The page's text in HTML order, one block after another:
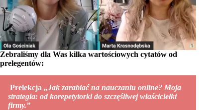
Zebraliśmy dla Was kilka wartościowych cytatów od
prelegentów:
Prelekcja „Jak zarabiać na nauczaniu online? Moja
strategia: od korepetytorki do szczęśliwej właścicielki
firmy.”